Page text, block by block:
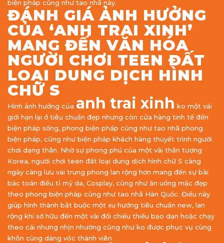
biện pháp cũng như tao nhã này.
ĐÁNH GIÁ ẢNH HƯỞNG
CỦA ‘ANH TRAI XINH’
MANG ĐẾN VĂN HÓA
NGƯỜI CHƠI TEEN ĐẤT
LOẠI DUNG DỊCH HÌNH
CHỮ S
Hình ảnh hưởng của anh trai xinh ko một vài
giới hạn lại ở tiêu chuẩn đẹp nhưng còn cửa hàng tinh tế đến
biện pháp sống, phong biện pháp cũng như tao nhã phong
biện pháp, cũng như biện pháp khách hàng thuyết trình người
chơi dạng thân. Nhờ sự phong phú của một vài thần tượng
Korea, người chơi teen đất loại dung dịch hình chữ S càng
ngày càng lưu vai trung phong lan rộng hơn mang đến sự bài
bác toán điều tỉ mỷ da, Cosplay, cũng như ăn uống mặc đẹp
theo phong biện pháp cũng như tao nhã Hàn Quốc. Điều này
giúp hình thành bắt buộc một xu hướng tiêu chuẩn new, lan
rộng khi sở hữu đến một vài đối chiếu thiếu bạo dạn hoặc chạy
theo cái nhưng nhịn nhường cũng như ko được phục vụ cùng
khôn cùng dáng vóc thành viên.